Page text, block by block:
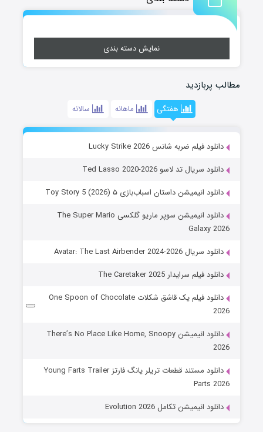
نمایش دسته بندی
مطالب پربازدید
هفتگی ماهانه سالانه
دانلود فیلم ضربه شانس Lucky Strike 2026
دانلود سریال تد لاسو Ted Lasso 2020-2026
دانلود انیمیشن داستان اسباب‌بازی ۵ Toy Story 5 (2026)
دانلود انیمیشن سوپر ماریو گلکسی The Super Mario
Galaxy 2026
دانلود سریال Avatar: The Last Airbender 2024-2026
دانلود فیلم سرایدار The Caretaker 2025
دانلود فیلم یک قاشق شکلات One Spoon of Chocolate
2026
دانلود انیمیشن There’s No Place Like Home, Snoopy
2026
دانلود مستند قطعات تریلر یانگ فارتز Young Farts Trailer
Parts 2026
دانلود انیمیشن تکامل Evolution 2026